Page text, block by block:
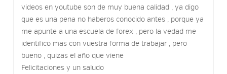
videos en youtube son de muy buena calidad , ya digo
que es una pena no haberos conocido antes , porque ya
me apunte a una escuela de forex , pero la vedad me
identifico mas con vuestra forma de trabajar , pero
bueno , quizas el año que viene
Felicitaciones y un saludo